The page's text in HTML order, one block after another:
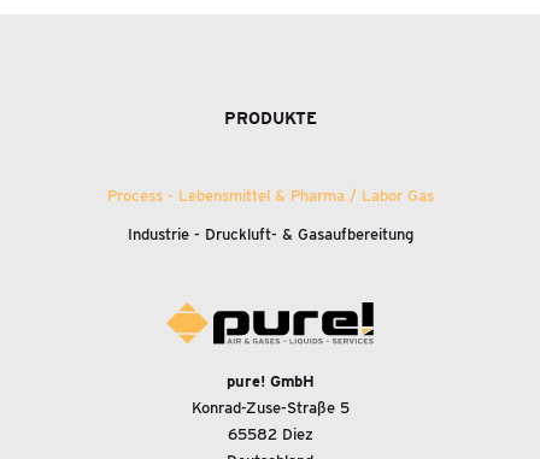
PRODUKTE
Process - Lebensmittel & Pharma / Labor Gas
Industrie - Druckluft- &Gasaufbereitung
pure! GmbH
Konrad-Zuse-Straße 5
65582 Diez